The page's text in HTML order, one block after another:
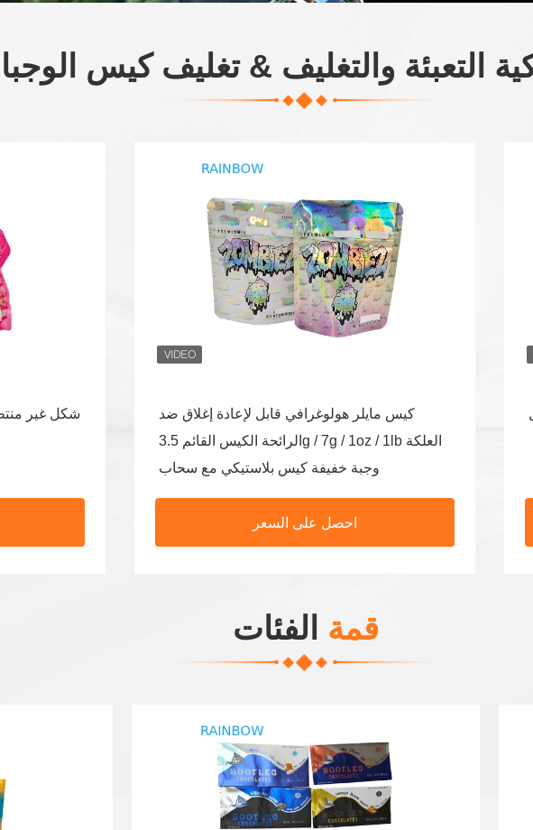
التعبئة والتغليف & تغليف كيس
شكل غير
كيس مايلر هولوغرافي قابل لإعادة إغلاق ضد
الرائحة الكيس القائم 3.5g / 7g / 1oz / 1lb العلكة
وجبة خفيفة كيس بلاستيكي مع سحاب
احصل على السعر
قمة الفئات